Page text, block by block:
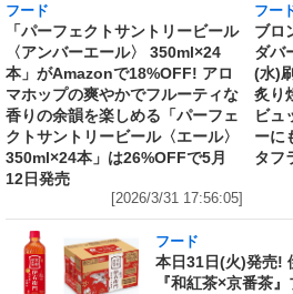
フード
「パーフェクトサントリービール
〈アンバーエール〉 350ml×24
本」がAmazonで18%OFF! アロ
マホップの爽やかでフルーティな
香りの余韻を楽しめる「パーフェ
クトサントリービール〈エール〉
350ml×24本」は26%OFFで5月
12日発売
[2026/3/31 17:56:05]
フー
ブロ
ダバ
(水)
炙り
ビュ
ーに
タフ
フード
本日31日(火)発売!
『和紅茶×京番茶